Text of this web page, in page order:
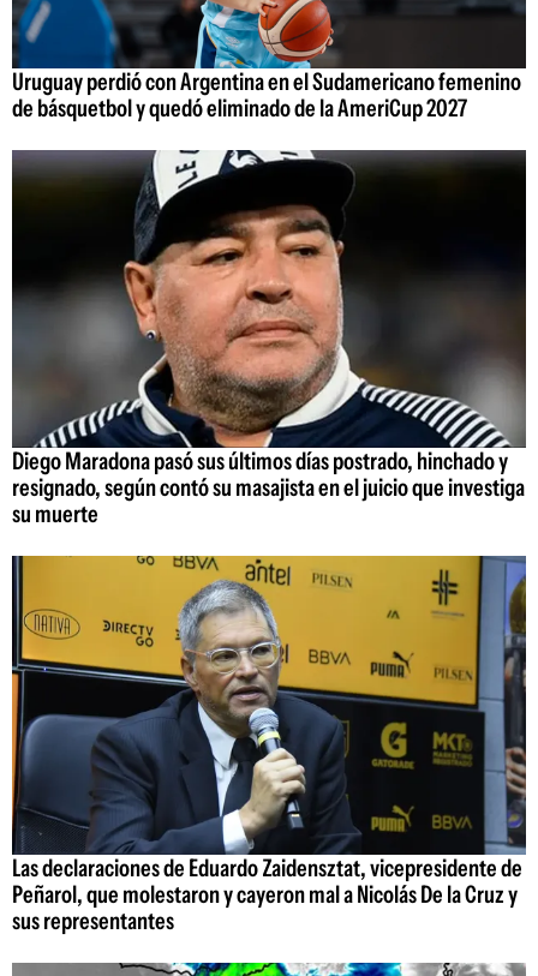
Uruguay perdió con Argentina en el Sudamericano femenino
de básquetbol y quedó eliminado de la AmeriCup 2027
Diego Maradona pasó sus últimos días postrado, hinchado y
resignado, según contó su masajista en el juicio que investiga
su muerte
Las declaraciones de Eduardo Zaidensztat, vicepresidente de
Peñarol, que molestaron y cayeron mal a Nicolás De la Cruz y
sus representantes